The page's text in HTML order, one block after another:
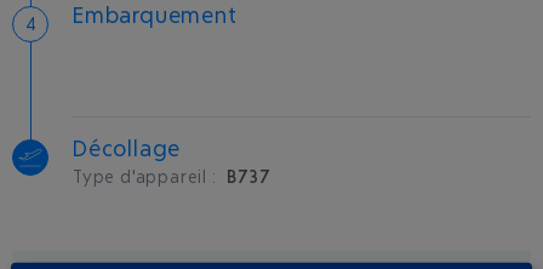
Embarquement
Décollage
Type d'appareil : B737